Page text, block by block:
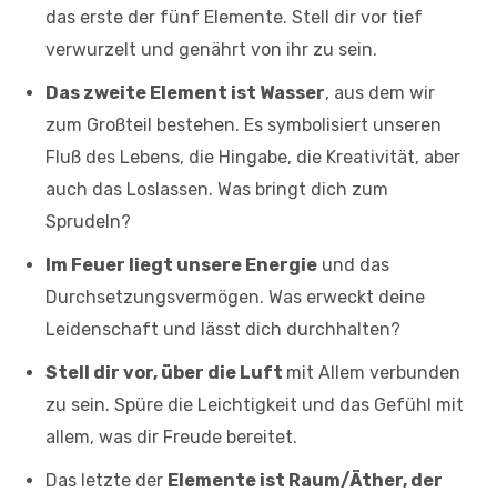
das erste der fünf Elemente. Stell dir vor tief
verwurzelt und genährt von ihr zu sein.
Das zweite Element ist Wasser, aus dem wir
zum Großteil bestehen. Es symbolisiert unseren
Fluß des Lebens, die Hingabe, die Kreativität, aber
auch das Loslassen. Was bringt dich zum
Sprudeln?
Im Feuer liegt unsere Energie und das
Durchsetzungsvermögen. Was erweckt deine
Leidenschaft und lässt dich durchhalten?
Stell dir vor, über die Luft mit Allem verbunden
zu sein. Spüre die Leichtigkeit und das Gefühl mit
allem, was dir Freude bereitet.
Das letzte der Elemente ist Raum/Äther, der